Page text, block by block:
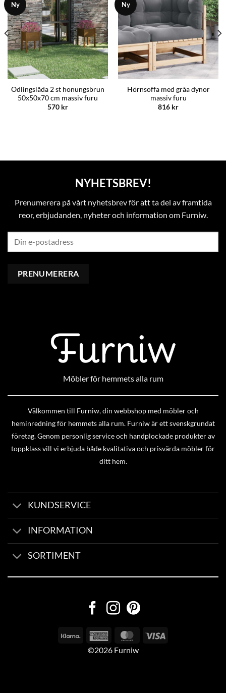
Ny
Odlingslåda 2 st honungsbrun
50x50x70 cm massiv furu
570 kr
Ny
Hörnsoffa med gråa dynor
massiv furu
816 kr
NYHETSBREV!
Prenumerera på vårt nyhetsbrev för att ta del av framtida
reor, erbjudanden, nyheter och information om Furniw.
Möbler för hemmets alla rum
Välkommen till Furniw, din webbshop med möbler och
heminredning för hemmets alla rum. Furniw är ett svenskgrundat
företag. Genom personlig service och handplockade produkter av
toppklass vill vi erbjuda både kvalitativa och prisvärda möbler för
ditt hem.
KUNDSERVICE
INFORMATION
SORTIMENT
©2026 Furniw